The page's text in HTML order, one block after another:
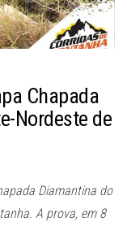
Chapada
Nordeste de
Diamantina do
A prova, em 8